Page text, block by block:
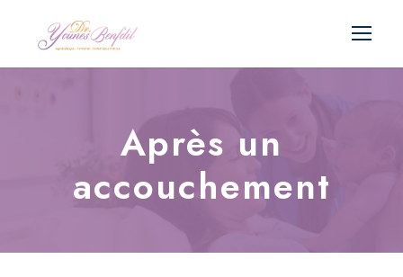
Après un
accouchement